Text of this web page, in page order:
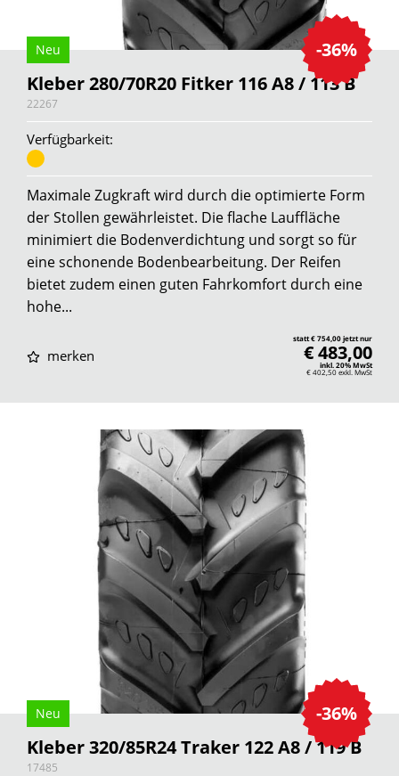
-36%
Neu
Kleber 280/70R20 Fitker 116 A8 / 113 B
22267
Verfügbarkeit:
Maximale Zugkraft wird durch die optimierte Form
der Stollen gewährleistet. Die flache Lauffläche
minimiert die Bodenverdichtung und sorgt so für
eine schonende Bodenbearbeitung. Der Reifen
bietet zudem einen guten Fahrkomfort durch eine
hohe...
merken
statt € 754,00 jetzt nur
€ 483,00
inkl. 20% MwSt
€ 402,50exkl. MwSt
-36%
Neu
Kleber 320/85R24 Traker 122 A8 / 119 B
17485